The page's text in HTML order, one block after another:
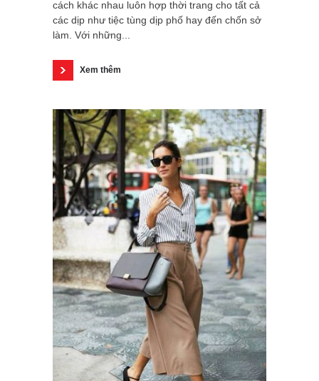
cách khác nhau luôn hợp thời trang cho tất cả
các dịp như tiệc tùng dịp phố hay đến chốn sở
làm. Với những...
Xem thêm